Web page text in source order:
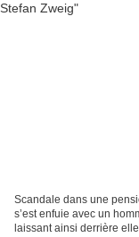
Scandale dans une
s’est enfuie avec un
laissant ainsi derrière